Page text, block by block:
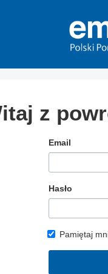
z
Email
Hasło
Pamiętaj